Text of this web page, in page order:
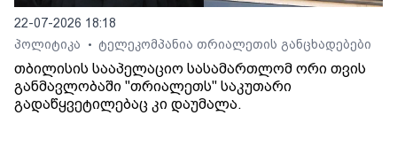
22-07-2026 18:18
პოლიტიკა
• ტელეკომპანია თრიალეთის განცხადებები
თბილისის სააპელაციო სასამართლომ ორი თვის
განმავლობაში "თრიალეთს" საკუთარი
გადაწყვეტილებაც კი დაუმალა.